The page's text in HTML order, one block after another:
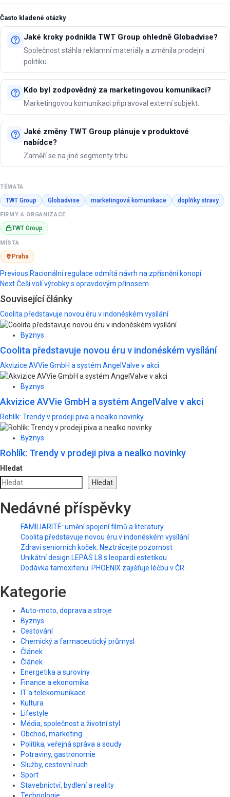
Často kladené otázky
Jaké kroky podnikla TWT Group ohledně Globadvise?
Společnost stáhla reklamní materiály a změnila prodejní
politiku.
Kdo byl zodpovědný za marketingovou komunikaci?
Marketingovou komunikaci připravoval externí subjekt.
Jaké změny TWT Group plánuje v produktové
nabídce?
Zaměří se na jiné segmenty trhu.
TÉMATA
TWT Group Globadvise marketingová komunikace doplňky stravy
FIRMY A ORGANIZACE
TWT Group
MÍSTA
Praha
Post
navigation
Previous Racionální regulace odmítá návrh na zpřísnění konopí
NextČeši volí výrobky s opravdovým přínosem
Související články
Coolita představuje novou éru v indonéském vysílání
Byznys
Coolita představuje novou éru v indonéském vysílání
Akvizice AVVie GmbH a systém AngelValve v akci
Byznys
Akvizice AVVie GmbH a systém AngelValve v akci
Rohlík: Trendy v prodeji piva a nealko novinky
Byznys
Rohlík: Trendy v prodeji piva a nealko novinky
Hledat
Hledat
Nedávné příspěvky
FAMILIARITÉ: umění spojení filmů a literatury
Coolita představuje novou éru v indonéském vysílání
Zdraví seniorních koček: Neztrácejte pozornost
Unikátní design LEPAS L8 s leopardí estetikou
Dodávka tamoxifenu: PHOENIX zajišťuje léčbu v ČR
Kategorie
Auto-moto, doprava a stroje
Byznys
Cestování
Chemický a farmaceutický průmysl
Článek
Článek
Energetika a suroviny
Finance a ekonomika
IT a telekomunikace
Kultura
Lifestyle
Média, společnost a životní styl
Obchod, marketing
Politika, veřejná správa a soudy
Potraviny, gastronomie
Služby, cestovní ruch
Sport
Stavebnictví, bydlení a reality